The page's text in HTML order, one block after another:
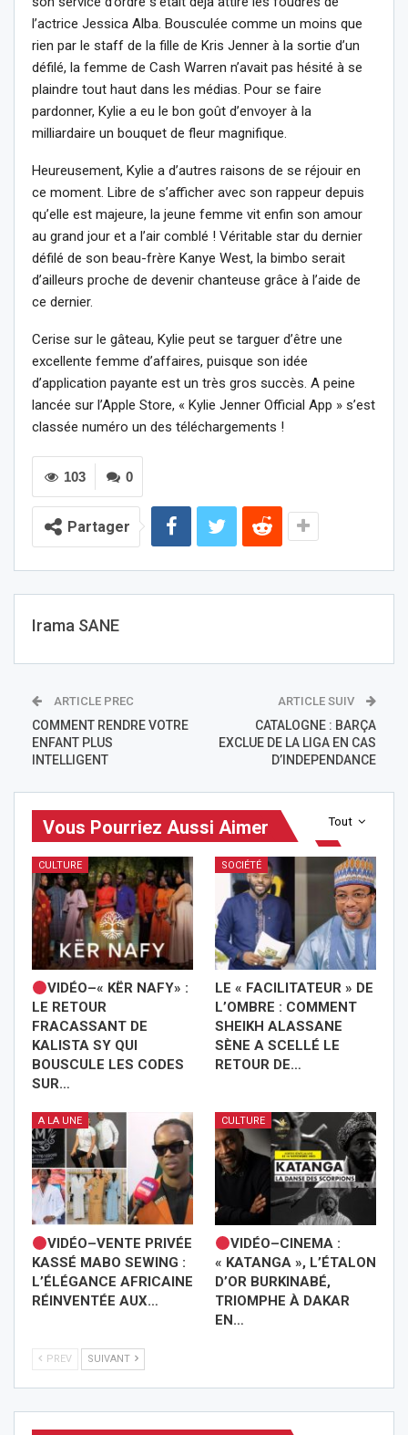
l’actrice Jessica Alba. Bousculée comme un moins que
rien par le staff de la fille de Kris Jenner à la sortie d’un
défilé, la femme de Cash Warren n’avait pas hésité à se
plaindre tout haut dans les médias. Pour se faire
pardonner, Kylie a eu le bon goût d’envoyer à la
milliardaire un bouquet de fleur magnifique.
Heureusement, Kylie a d’autres raisons de se réjouir en
ce moment. Libre de s’afficher avec son rappeur depuis
qu’elle est majeure, la jeune femme vit enfin son amour
au grand jour et a l’air comblé ! Véritable star du dernier
défilé de son beau-frère Kanye West, la bimbo serait
d’ailleurs proche de devenir chanteuse grâce à l’aide de
ce dernier.
Cerise sur le gâteau, Kylie peut se targuer d’être une
excellente femme d’affaires, puisque son idée
d’application payante est un très gros succès. A peine
lancée sur l’Apple Store, « Kylie Jenner Official App » s’est
classée numéro un des téléchargements !
0
103
Partager
Irama SANE
ARTICLE PREC
COMMENT RENDRE VOTRE
ENFANT PLUS
INTELLIGENT
ARTICLE SUIV
CATALOGNE : BARÇA
EXCLUE DE LA LIGA EN CAS
D’INDEPENDANCE
Tout
Vous Pourriez Aussi Aimer
CULTURE
VIDÉO–« KËR NAFY» :
LE RETOUR
FRACASSANT DE
KALISTA SY QUI
BOUSCULE LES CODES
SUR…
SOCIÉTÉ
LE « FACILITATEUR » DE
L’OMBRE : COMMENT
SHEIKH ALASSANE
SÈNE A SCELLÉ LE
RETOUR DE…
A LA UNE
VIDÉO–VENTE PRIVÉE
KASSÉ MABO SEWING :
L’ÉLÉGANCE AFRICAINE
RÉINVENTÉE AUX…
CULTURE
VIDÉO–CINEMA :
« KATANGA », L’ÉTALON
D’OR BURKINABÉ,
TRIOMPHE À DAKAR
EN…
PREV SUIVANT